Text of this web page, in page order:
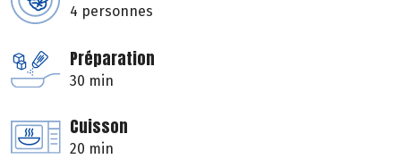
4 personnes
Préparation
30 min
Cuisson
20 min